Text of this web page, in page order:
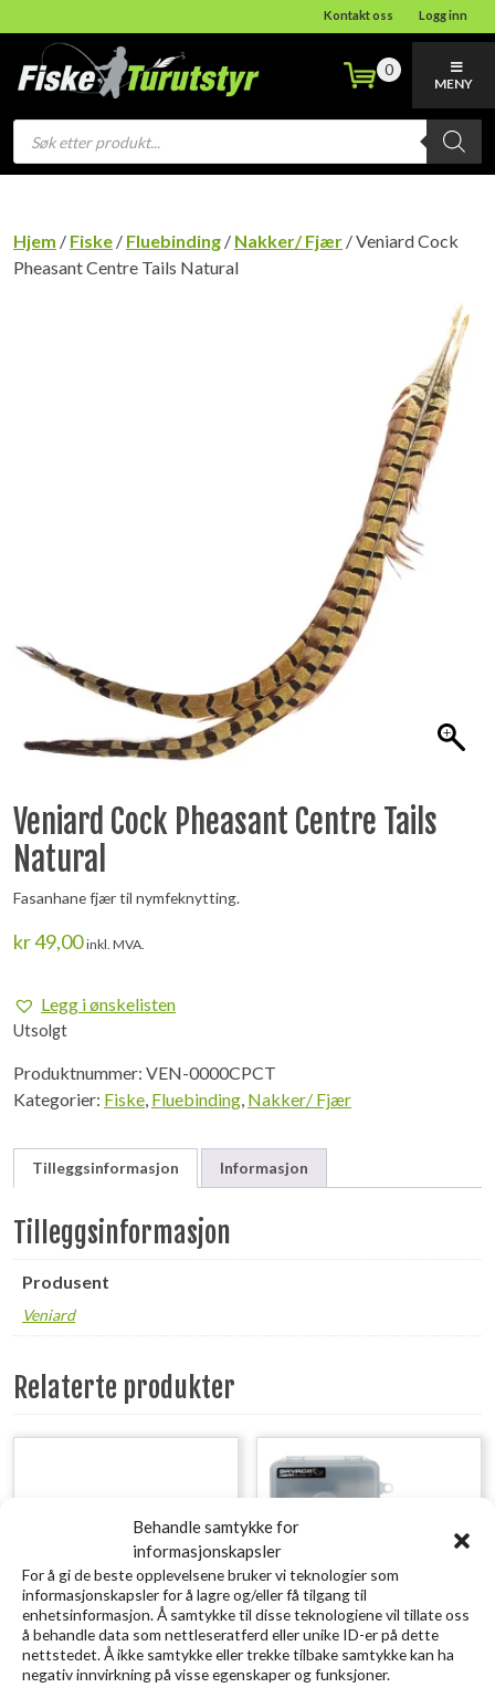
Behandle samtykke for
informasjonskapsler
For å gi de beste opplevelsene bruker vi teknologier som
informasjonskapsler for å lagre og/eller få tilgang til
enhetsinformasjon. Å samtykke til disse teknologiene vil tillate oss
å behandle data som nettleseratferd eller unike ID-er på dette
nettstedet. Å ikke samtykke eller trekke tilbake samtykke kan ha
negativ innvirkning på visse egenskaper og funksjoner.
Kontakt oss Logg inn
Products
search
0
MENY
Hjem / Fiske / Fluebinding / Nakker/ Fjær / Veniard Cock
Pheasant Centre Tails Natural
Veniard Cock Pheasant Centre Tails
Natural
Fasanhane fjær til nymfeknytting.
kr49,00 inkl. MVA.
Legg i ønskelisten
Utsolgt
Produktnummer: VEN-0000CPCT
Kategorier: Fiske, Fluebinding, Nakker/ Fjær
Tilleggsinformasjon Informasjon
Tilleggsinformasjon
Produsent
Veniard
Relaterte produkter
SAVAGE GEAR LB Cannibal
SAVAGE GEAR Lurebox 2